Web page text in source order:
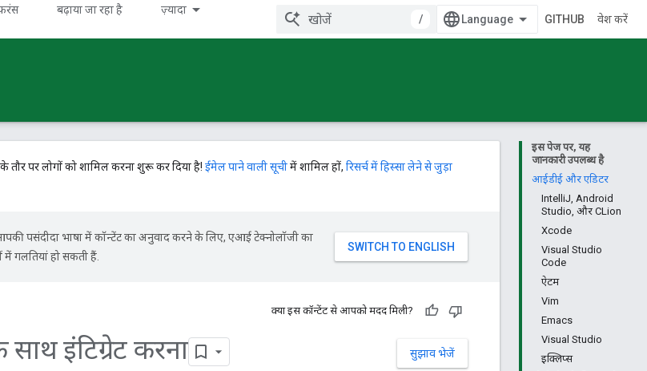
बढ़ाया जा रहा है ज़्यादा
/ GITHUB प्रवेश करें
इस पेज पर, यह
जानकारी उपलब्ध है
आईडीई और एडिटर
IntelliJ, Android
Studio, और CLion
Xcode
Visual Studio
Code
ऐटम
Vim
Emacs
Visual Studio
इक्लिप्स
तौर पर लोगों को शामिल करना शुरू कर दिया है! ईमेल पाने वाली सूचीमें शामिल हों, रिसर्च में हिस्सा लेने से जुड़ा
पसंदीदा भाषा में कॉन्टेंट का अनुवाद करने के लिए, एआई टेक्नोलॉजी का
गलतियां हो सकती हैं.
क्या इस कॉन्टेंट से आपको मदद मिली?
सुझाव भेजें
इंटिग्रेट करना